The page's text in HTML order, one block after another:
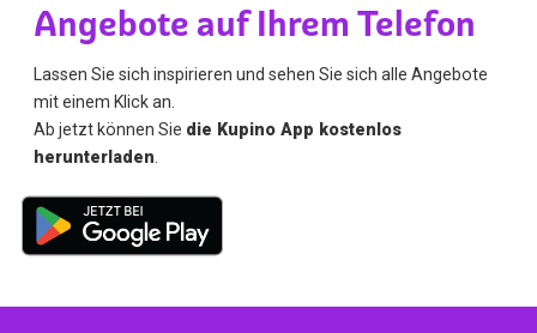
Angebote auf Ihrem Telefon
Lassen Sie sich inspirieren und sehen Sie sich alle Angebote
mit einem Klick an.
Ab jetzt können Sie die Kupino App kostenlos
herunterladen